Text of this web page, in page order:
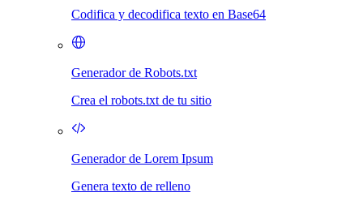
Codifica y decodifica texto en Base64
Generador de Robots.txt
Crea el robots.txt de tu sitio
Generador de Lorem Ipsum
Genera texto de relleno